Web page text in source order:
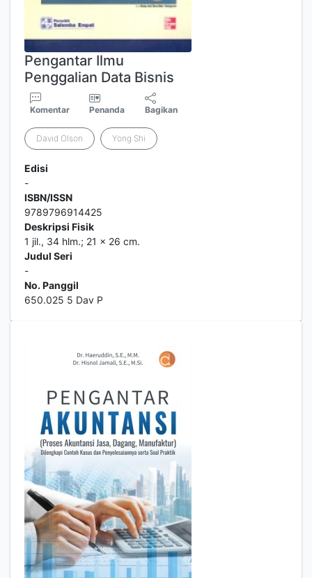
Pengantar Ilmu
Penggalian Data Bisnis
Komentar Penanda Bagikan
David Olson Yong Shi
Edisi
-
ISBN/ISSN
9789796914425
Deskripsi Fisik
1 jil., 34 hlm.; 21 x 26 cm.
Judul Seri
-
No. Panggil
650.025 5 Dav P